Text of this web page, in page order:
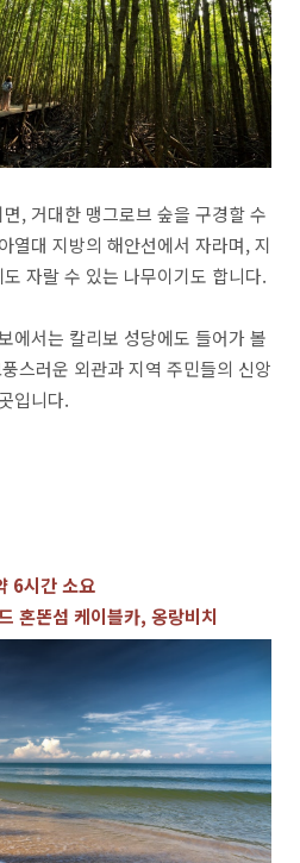
, 거대한 맹그로브 숲을 구경할 수
열대 지방의 해안선에서 자라며, 지
자랄 수 있는 나무이기도 합니다.
에서는 칼리보 성당에도 들어가 볼
스러운 외관과 지역 주민들의 신앙
입니다.
6시간 소요
혼똔섬 케이블카, 옹랑비치